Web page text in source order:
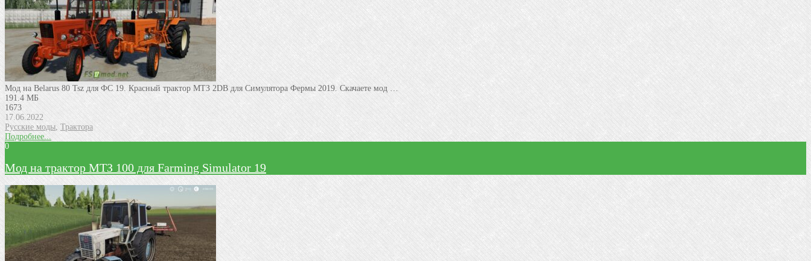
Мод на Belarus 80 Tsz для ФС 19. Красный трактор МТЗ 2DB для Симулятора Фермы 2019. Скачаете мод …
191.4 МБ
1673
17.06.2022
Русские моды, Трактора
Подробнее...
0
Мод на трактор МТЗ 100 для Farming Simulator 19